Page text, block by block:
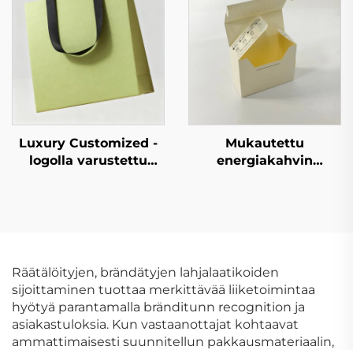
paperi Laatikko
Täyspainatus
Lahjalaatikot
Hajuvesilaatikot
Pakkaamiseen
kartonkilaatikko,
kantinen ja
pohjalainen
lahjapakkaus
Luxury Customized -
logolla varustettu
Mukautettu
energiakahvin
Räätälöityjen, brändätyjen lahjalaatikoiden
sijoittaminen tuottaa merkittävää liiketoimintaa
hyötyä parantamalla bränditunn recognition ja
asiakastuloksia. Kun vastaanottajat kohtaavat
ammattimaisesti suunnitellun pakkausmateriaalin,